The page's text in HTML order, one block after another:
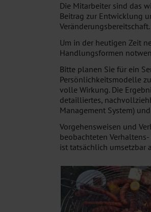
Die Mitarbeiter sind das
Beitrag zur Entwicklung
Veränderungsbereitschaft.
Um in der heutigen Zeit
Handlungsformen
Bitte planen Sie für ein
Persönlichkeitsmodelle
volle Wirkung. Die
detailliertes,
Management System)
Vorgehensweisen und
beobachteten
ist tatsächlich umsetzbar